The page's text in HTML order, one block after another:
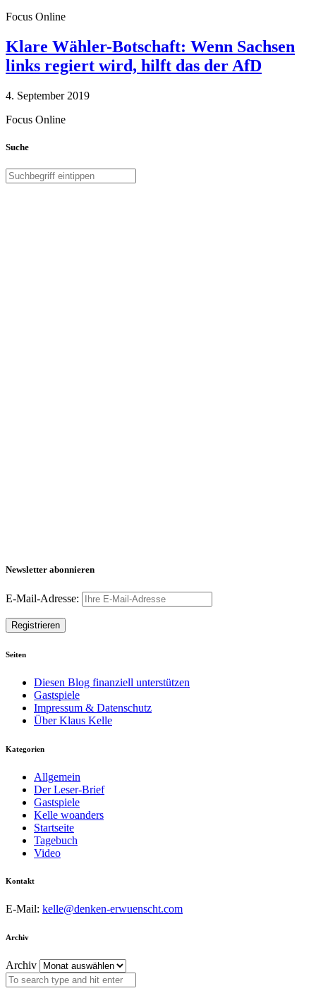
Focus Online
Klare Wähler-Botschaft: Wenn Sachsen
links regiert wird, hilft das der AfD
4. September 2019
Focus Online
Suche
Newsletter abonnieren
E-Mail-Adresse:
Seiten
Diesen Blog finanziell unterstützen
Gastspiele
Impressum & Datenschutz
Über Klaus Kelle
Kategorien
Allgemein
Der Leser-Brief
Gastspiele
Kelle woanders
Startseite
Tagebuch
Video
Kontakt
E-Mail: kelle@denken-erwuenscht.com
Archiv
Archiv